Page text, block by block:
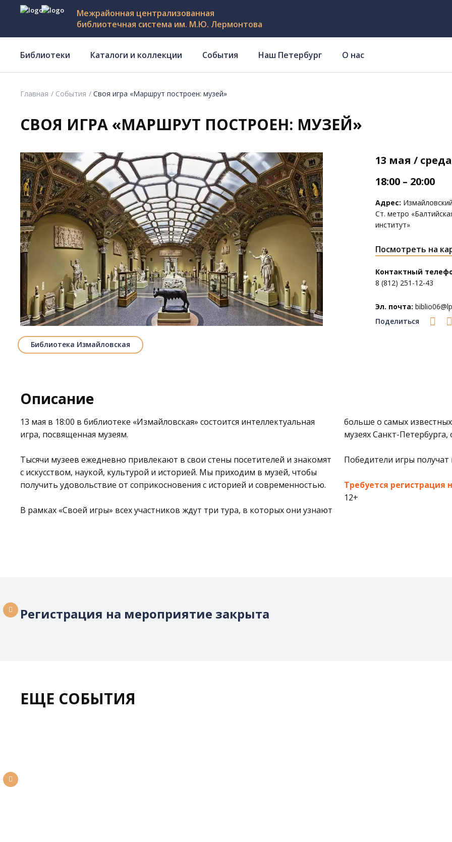
Межрайонная централизованная
библиотечная система им. М.Ю. Лермонтова
Библиотеки Каталоги и коллекции События Наш Петербург О нас
Главная События Своя игра «Маршрут построен: музей»
СВОЯ ИГРА «МАРШРУТ ПОСТРОЕН: МУЗЕЙ»
Библиотека Измайловская
13 мая / среда
18:00 – 20:00
Адрес:
Ст. метро
институт»
Посмотреть на
Контактный
8 (812) 251-12-43
Эл. почта:
Поделиться
Описание
13 мая в 18:00 в библиотеке «Измайловская» состоится интеллектуальная
игра, посвященная музеям.
Тысячи музеев ежедневно привлекают в свои стены посетителей и знакомят
с искусством, наукой, культурой и историей. Мы приходим в музей, чтобы
получить удовольствие от соприкосновения с историей и современностью.
В рамках «Своей игры» всех участников ждут три тура, в которых они узнают
больше о самых
музеях Санкт-
Победители игры
Требуется регистрация
12+
Регистрация на мероприятие закрыта
ЕЩЕ СОБЫТИЯ